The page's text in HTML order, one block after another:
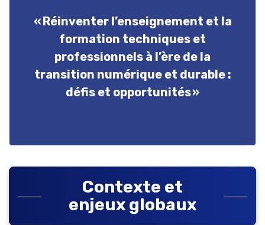
« Réinventer l’enseignement et la
formation techniques et
professionnels à l’ère de la
transition numérique et durable :
défis et opportunités »
Contexte et
enjeux globaux